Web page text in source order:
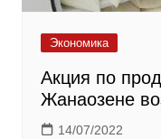
Экономика
Акция по
Жанаозене
14/07/2022